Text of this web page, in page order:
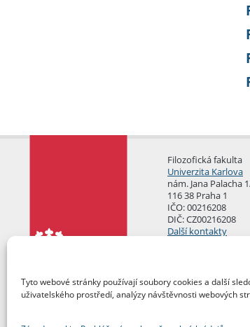
Tyto webové stránky používají soubory cookies a další
uživatelského prostředí, analýzy návštěvnosti webových
Filozofická fakulta
Univerzita Karlova
nám. Jana Palacha
116 38 Praha 1
IČO: 00216208
DIČ: CZ00216208
Další kontakty